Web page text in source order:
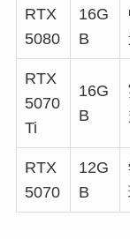
RTX
5080
16G
B
RTX
5070
Ti
16G
B
RTX
5070
12G
B